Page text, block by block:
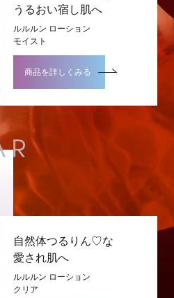
うるおい宿し肌へ
ルルルン ローション
モイスト
商品を詳しくみる
自然体つるりん♡な
愛され肌へ
ルルルン ローション
クリア